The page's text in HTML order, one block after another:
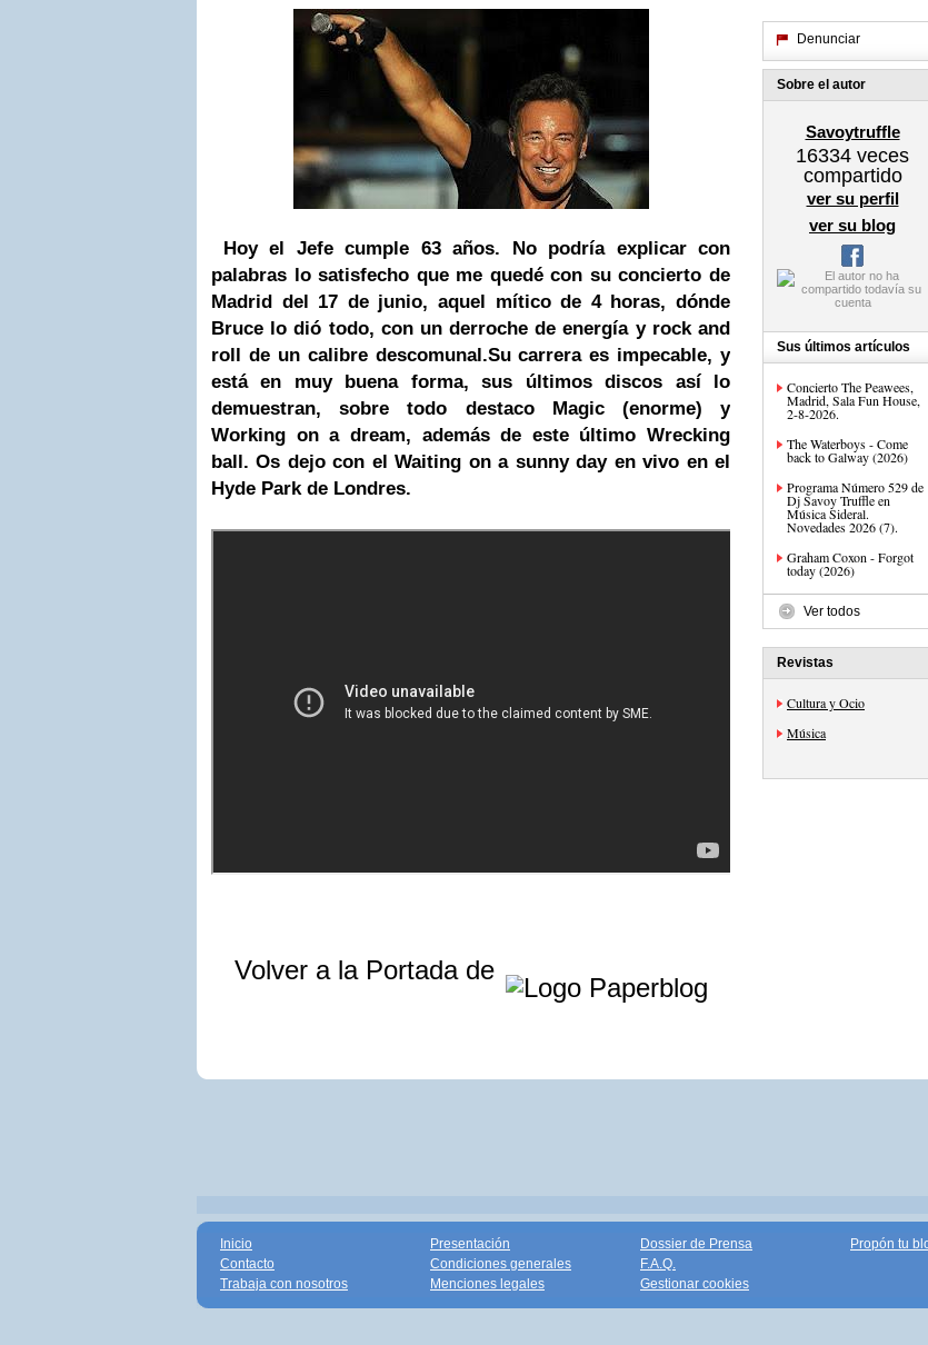
Hoy el Jefe cumple 63 años. No podría explicar con
palabras lo satisfecho que me quedé con su concierto de
Madrid del 17 de junio, aquel mítico de 4 horas, dónde
Bruce lo dió todo, con un derroche de energía y rock and
roll de un calibre descomunal.Su carrera es impecable, y
está en muy buena forma, sus últimos discos así lo
demuestran, sobre todo destaco Magic (enorme) y
Working on a dream, además de este último Wrecking
ball. Os dejo con el Waiting on a sunny day en vivo en el
Hyde Park de Londres.
Volver a la Portada de
Denunciar
Sobre el autor
Savoytruffle
16334 veces
compartido
ver su perfil
ver su blog
Sus últimos artículos
Concierto The Peawees,
Madrid, Sala Fun House,
2-8-2026.
The Waterboys - Come
back to Galway (2026)
Programa Número 529 de
Dj Savoy Truffle en
Música Sideral.
Novedades 2026 (7).
Graham Coxon - Forgot
today (2026)
Ver todos
Revistas
Cultura y Ocio
Música
Inicio
Contacto
Trabaja con nosotros
Presentación
Condiciones generales
Menciones legales
Dossier de Prensa
F.A.Q.
Gestionar cookies
Propón tu